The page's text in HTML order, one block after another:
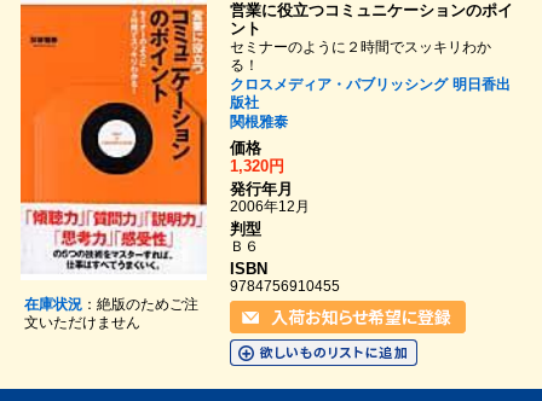
在庫状況：絶版のためご注
文いただけません
営業に役立つコミュニケーションのポイ
ント
セミナーのように２時間でスッキリわか
る！
クロスメディア・パブリッシング 明日香出
版社
関根雅泰
価格
1,320円
発行年月
2006年12月
判型
Ｂ６
ISBN
9784756910455